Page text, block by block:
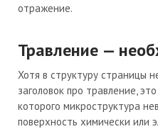
отражение.
Травление —
Хотя в структуру страницы
заголовок про травление,
которого микроструктура
поверхность химически или